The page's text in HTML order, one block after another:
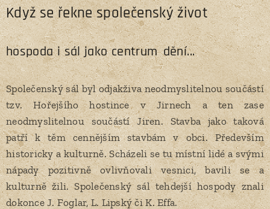
Když se řekne společenský život
hospoda i sál jako centrum dění...
Společenský sál byl odjakživa neodmyslitelnou součástí
tzv. Hořejšího hostince v Jirnech a ten zase
neodmyslitelnou součástí Jiren. Stavba jako taková
patří k těm cennějším stavbám v obci. Především
historicky a kulturně. Scházeli se tu místní lidé a svými
nápady pozitivně ovlivňovali vesnici, bavili se a
kulturně žili. Společenský sál tehdejší hospody znali
dokonce J. Foglar, L. Lipský či K. Effa.